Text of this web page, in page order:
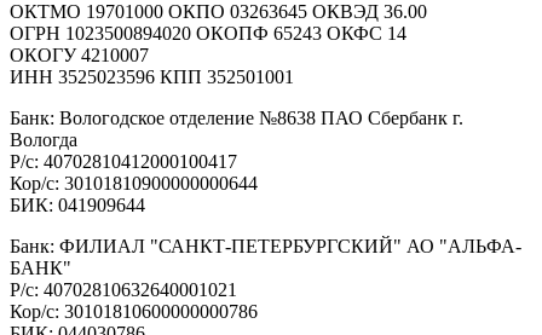
ОКТМО 19701000 ОКПО 03263645 ОКВЭД 36.00
ОГРН 1023500894020 ОКОПФ 65243 ОКФС 14
ОКОГУ 4210007
ИНН 3525023596 КПП 352501001
Банк: Вологодское отделение №8638 ПАО Сбербанк г.
Вологда
Р/с: 40702810412000100417
Кор/с: 30101810900000000644
БИК: 041909644
Банк: ФИЛИАЛ "САНКТ-ПЕТЕРБУРГСКИЙ" АО "АЛЬФА-
БАНК"
Р/с: 40702810632640001021
Кор/с: 30101810600000000786